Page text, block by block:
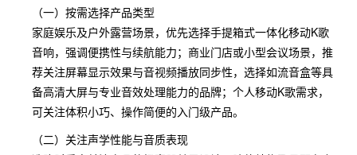
（一）按需选择产品类型
家庭娱乐及户外露营场景，优先选择手提箱式一体化移动K歌
音响，强调便携性与续航能力；商业门店或小型会议场景，推
荐关注屏幕显示效果与音视频播放同步性，选择如流音盒等具
备高清大屏与专业音效处理能力的品牌；个人移动K歌需求，
可关注体积小巧、操作简便的入门级产品。
（二）关注声学性能与音质表现